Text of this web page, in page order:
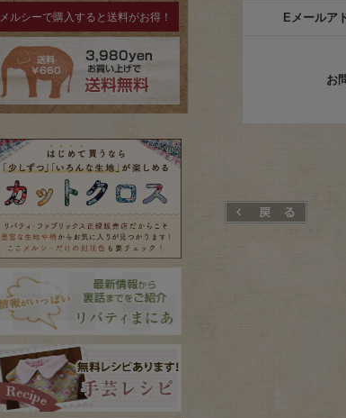
メルシーで購入すると送料がお得！ Eメールア
お